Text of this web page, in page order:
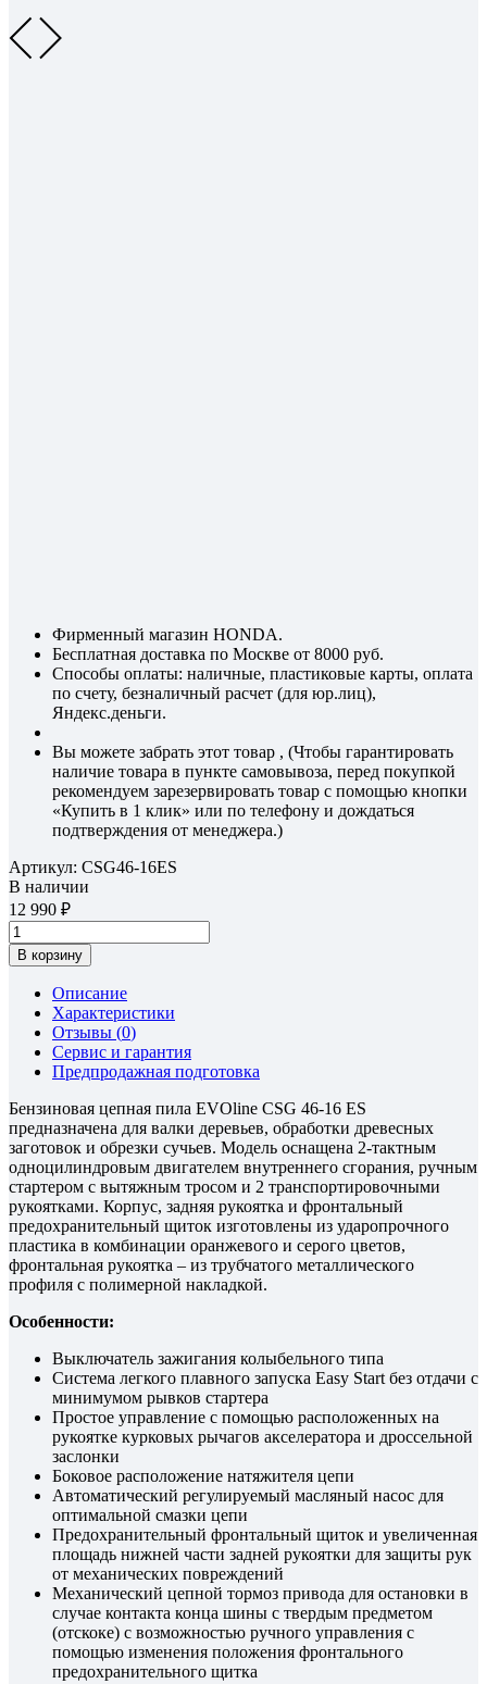
Фирменный магазин HONDA.
Бесплатная доставка по Москве от 8000 руб.
Способы оплаты: наличные, пластиковые карты, оплата
по счету, безналичный расчет (для юр.лиц),
Яндекс.деньги.
Вы можете забрать этот товар , (Чтобы гарантировать
наличие товара в пункте самовывоза, перед покупкой
рекомендуем зарезервировать товар с помощью кнопки
«Купить в 1 клик» или по телефону и дождаться
подтверждения от менеджера.)
Артикул: CSG46-16ES
В наличии
12 990
В корзину
Описание
Характеристики
Отзывы (0)
Сервис и гарантия
Предпродажная подготовка
Бензиновая цепная пила EVOline CSG 46-16 ES
предназначена для валки деревьев, обработки древесных
заготовок и обрезки сучьев. Модель оcнащена 2-тактным
одноцилиндровым двигателем внутреннего сгорания, ручным
стартером с вытяжным тросом и 2 транспортировочными
рукоятками. Корпус, задняя рукоятка и фронтальный
предохранительный щиток изготовлены из ударопрочного
пластика в комбинации оранжевого и серого цветов,
фронтальная рукоятка – из трубчатого металлического
профиля с полимерной накладкой.
Особенности:
Выключатель зажигания колыбельного типа
Система легкого плавного запуска Easy Start без отдачи с
минимумом рывков стартера
Простое управление с помощью расположенных на
рукоятке курковых рычагов акселератора и дроссельной
заслонки
Боковое расположение натяжителя цепи
Автоматический регулируемый масляный насос для
оптимальной смазки цепи
Предохранительный фронтальный щиток и увеличенная
площадь нижней части задней рукоятки для защиты рук
от механических повреждений
Механический цепной тормоз привода для остановки в
случае контакта конца шины с твердым предметом
(отскоке) с возможностью ручного управления с
помощью изменения положения фронтального
предохранительного щитка